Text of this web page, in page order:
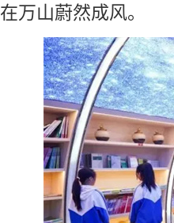
在万山蔚然成风。